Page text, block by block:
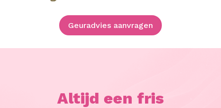
Geuradvies aanvragen
Altijd een fris